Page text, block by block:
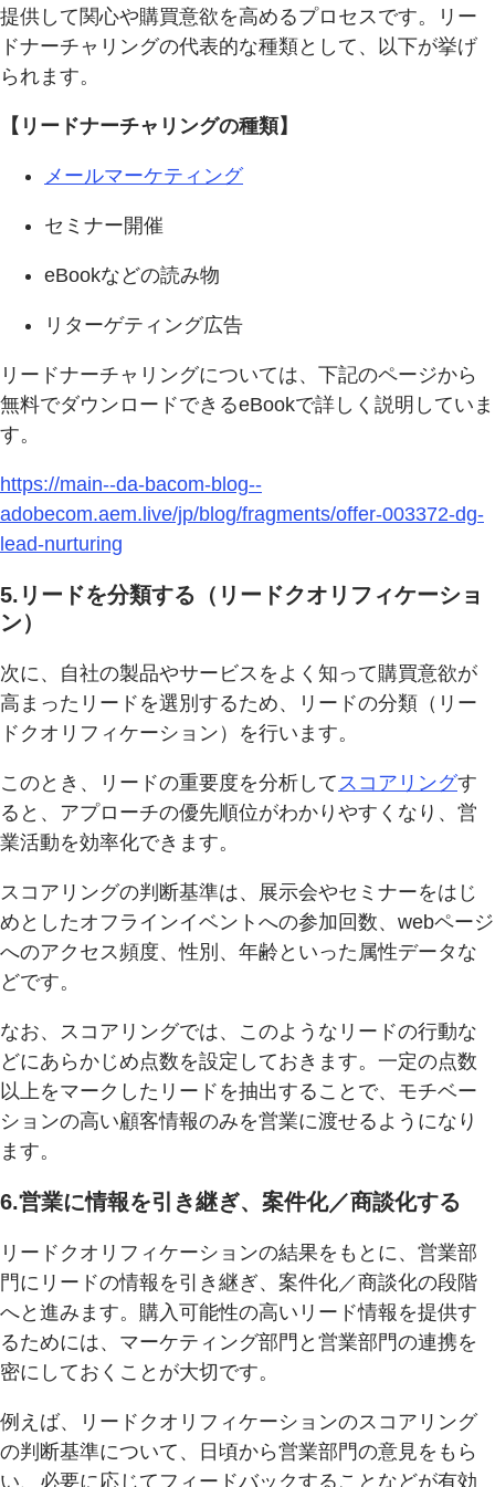
提供して関心や購買意欲を高めるプロセスです。リー
ドナーチャリングの代表的な種類として、以下が挙げ
られます。
【リードナーチャリングの種類】
メールマーケティング
セミナー開催
eBookなどの読み物
リターゲティング広告
リードナーチャリングについては、下記のページから
無料でダウンロードできるeBookで詳しく説明していま
す。
https://main--da-bacom-blog--
adobecom.aem.live/jp/blog/fragments/offer-003372-dg-
lead-nurturing
5.リードを分類する（リードクオリフィケーショ
ン）
次に、自社の製品やサービスをよく知って購買意欲が
高まったリードを選別するため、リードの分類（リー
ドクオリフィケーション）を行います。
このとき、リードの重要度を分析してスコアリングす
ると、アプローチの優先順位がわかりやすくなり、営
業活動を効率化できます。
スコアリングの判断基準は、展示会やセミナーをはじ
めとしたオフラインイベントへの参加回数、webページ
へのアクセス頻度、性別、年齢といった属性データな
どです。
なお、スコアリングでは、このようなリードの行動な
どにあらかじめ点数を設定しておきます。一定の点数
以上をマークしたリードを抽出することで、モチベー
ションの高い顧客情報のみを営業に渡せるようになり
ます。
6.営業に情報を引き継ぎ、案件化／商談化する
リードクオリフィケーションの結果をもとに、営業部
門にリードの情報を引き継ぎ、案件化／商談化の段階
へと進みます。購入可能性の高いリード情報を提供す
るためには、マーケティング部門と営業部門の連携を
密にしておくことが大切です。
例えば、リードクオリフィケーションのスコアリング
の判断基準について、日頃から営業部門の意見をもら
い、必要に応じてフィードバックすることなどが有効